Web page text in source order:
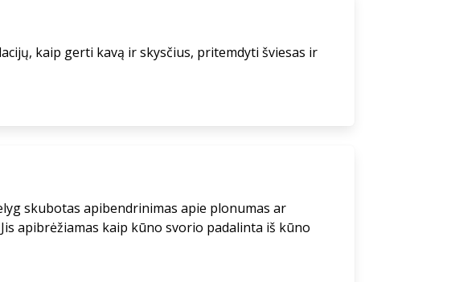
kaip gerti kavą ir skysčius, pritemdyti šviesas ir
skubotas apibendrinimas apie plonumas ar
apibrėžiamas kaip kūno svorio padalinta iš kūno